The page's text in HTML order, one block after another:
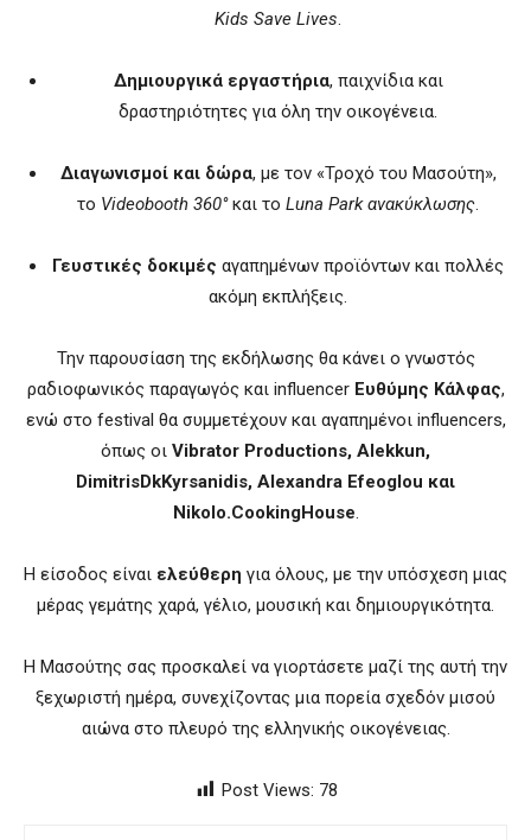
Kids Save Lives.
Δημιουργικά εργαστήρια, παιχνίδια και
δραστηριότητες για όλη την οικογένεια.
Διαγωνισμοί και δώρα, με τον «Τροχό του Μασούτη»,
το Videobooth 360°και το Luna Park ανακύκλωσης.
Γευστικές δοκιμές αγαπημένων προϊόντων και πολλές
ακόμη εκπλήξεις.
Την παρουσίαση της εκδήλωσης θα κάνει ο γνωστός
ραδιοφωνικός παραγωγός και influencer Ευθύμης Κάλφας,
ενώ στο festival θα συμμετέχουν και αγαπημένοι influencers,
όπως οι Vibrator Productions, Alekkun,
DimitrisDkKyrsanidis, Alexandra Efeoglou και
Nikolo.CookingHouse.
Η είσοδος είναι ελεύθερη για όλους, με την υπόσχεση μιας
μέρας γεμάτης χαρά, γέλιο, μουσική και δημιουργικότητα.
Η Μασούτης σας προσκαλεί να γιορτάσετε μαζί της αυτή την
ξεχωριστή ημέρα, συνεχίζοντας μια πορεία σχεδόν μισού
αιώνα στο πλευρό της ελληνικής οικογένειας.
Post Views: 78